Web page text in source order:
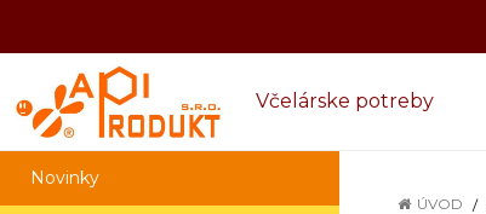
Včelárske potreby
Novinky
ÚVOD